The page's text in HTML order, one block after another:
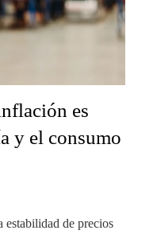
es
y el consumo
estabilidad de precios